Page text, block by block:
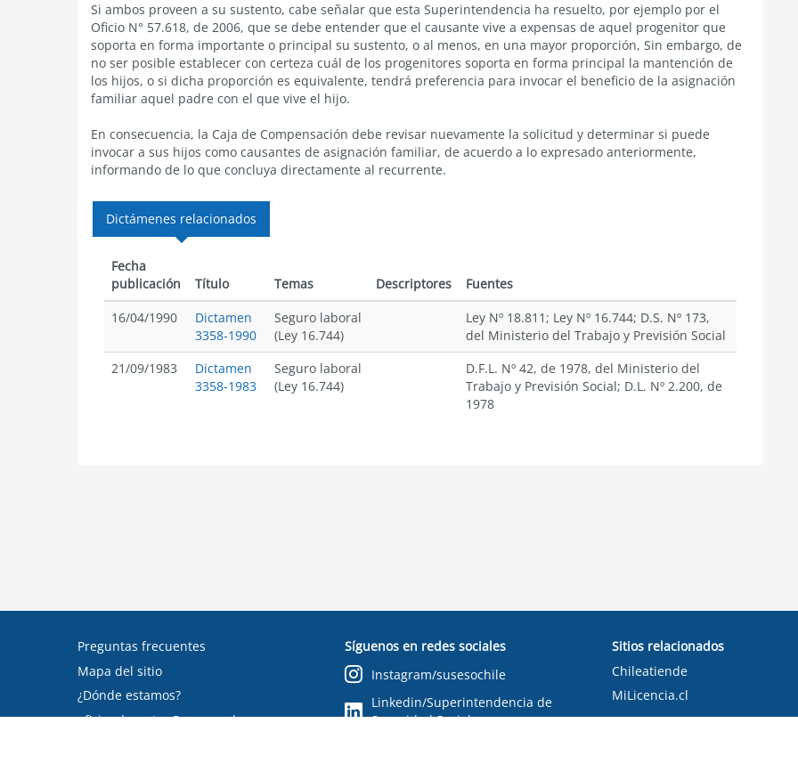
Si ambos proveen a su sustento, cabe señalar que esta Superintendencia ha resuelto, por ejemplo por el
Oficio N° 57.618, de 2006, que se debe entender que el causante vive a expensas de aquel progenitor que
soporta en forma importante o principal su sustento, o al menos, en una mayor proporción, Sin embargo, de
no ser posible establecer con certeza cuál de los progenitores soporta en forma principal la mantención de
los hijos, o si dicha proporción es equivalente, tendrá preferencia para invocar el beneficio de la asignación
familiar aquel padre con el que vive el hijo.
En consecuencia, la Caja de Compensación debe revisar nuevamente la solicitud y determinar si puede
invocar a sus hijos como causantes de asignación familiar, de acuerdo a lo expresado anteriormente,
informando de lo que concluya directamente al recurrente.
Dictámenes relacionados
Fecha
publicación
Título Temas Descriptores
Fuentes
16/04/1990
Dictamen
3358-1990
Seguro laboral
(Ley 16.744)
Ley Nº 18.811; Ley Nº 16.744; D.S. Nº 173,
del Ministerio del Trabajo y Previsión Social
21/09/1983
Dictamen
3358-1983
Seguro laboral
(Ley 16.744)
D.F.L. Nº 42, de 1978, del Ministerio del
Trabajo y Previsión Social; D.L. Nº 2.200, de
1978
Preguntas frecuentes
Mapa del sitio
¿Dónde estamos?
oficinadepartes@suseso.cl
Síguenos en redes sociales
Instagram/susesochile
Linkedin/Superintendencia de
Seguridad Social
Sitios relacionados
Chileatiende
MiLicencia.cl